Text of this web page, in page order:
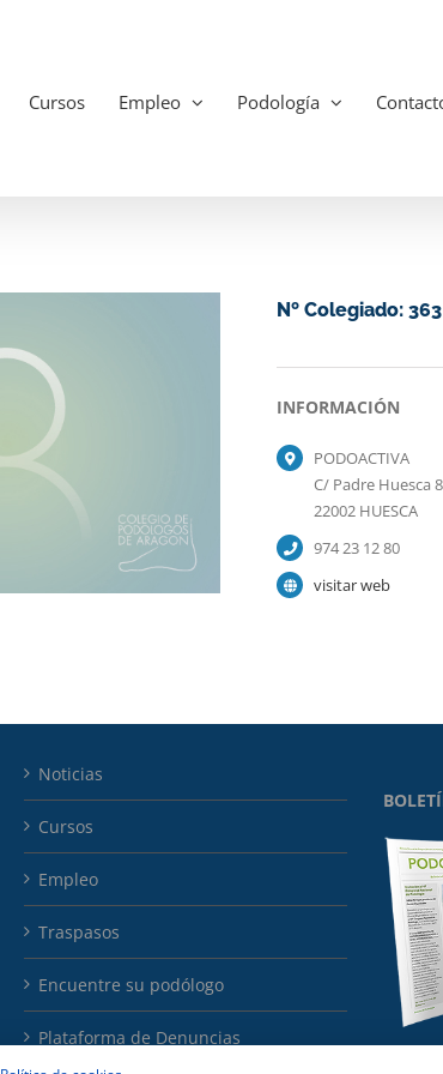
Cursos Empleo Podología
Nº Colegiado: 363
INFORMACIÓN
PODOACTIVA
C/ Padre Huesca
22002 HUESCA
974 23 12 80
visitar web
Noticias
Cursos
Empleo
Traspasos
Encuentre su podólogo
Plataforma de Denuncias